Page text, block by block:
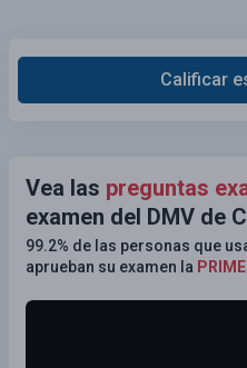
Calificar
Vea las preguntas
examen del DMV de
99.2% de las personas que
aprueban su examen la